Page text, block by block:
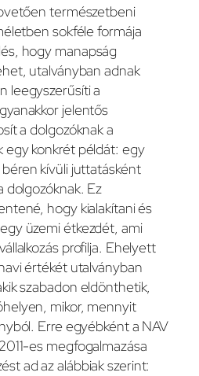
természetbeni
sokféle formája
hogy manapság
utalványban adnak
leegyszerűsíti a
jelentős
a dolgozóknak a
egy konkrét példát: egy
kívüli juttatásként
dolgozóknak. Ez
hogy kialakítani és
üzemi étkezdét, ami
profilja. Ehelyett
értékét utalványban
szabadon eldönthetik,
mikor, mennyit
Erre egyébként a NAV
es megfogalmazása
ad az alábbiak szerint: